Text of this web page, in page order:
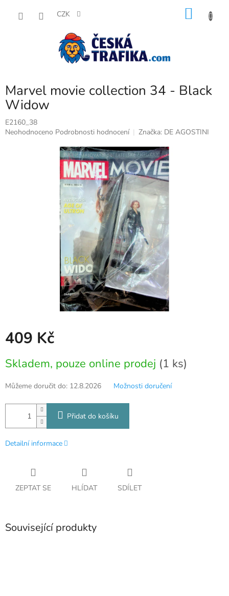
CZK
Marvel movie collection 34 - Black
Widow
E2160_38
Průměrné
Neohodnoceno Podrobnosti hodnocení Značka: DE AGOSTINI
409 Kč
cena:
Skladem, pouze online prodej (1 ks)
Můžeme doručit do: 12.8.2026 Možnosti doručení
Přidat do košíku
Detailní informace
ZEPTAT SE HLÍDAT SDÍLET
Související produkty